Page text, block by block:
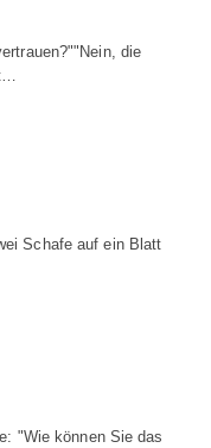
die
Schafe auf ein Blatt
"Wie können Sie das